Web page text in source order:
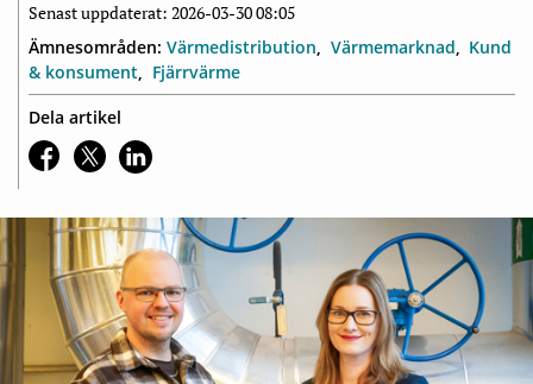
Senast uppdaterat: 2026-03-30 08:05
Ämnesområden: Värmedistribution Värmemarknad
Kund
& konsument
Fjärrvärme
Dela artikel